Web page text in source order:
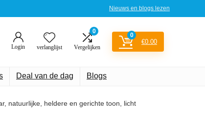
Nieuws en blogs lezen
Login verlanglijst
0
Vergelijken
0
€0.00
Deal van de dag Blogs
natuurlijke, heldere en gerichte toon, licht